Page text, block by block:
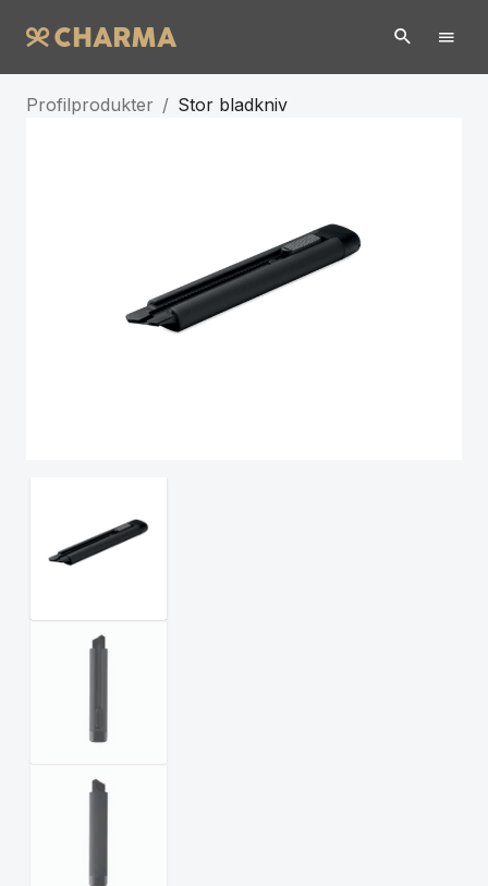
Profilprodukter / Stor bladkniv